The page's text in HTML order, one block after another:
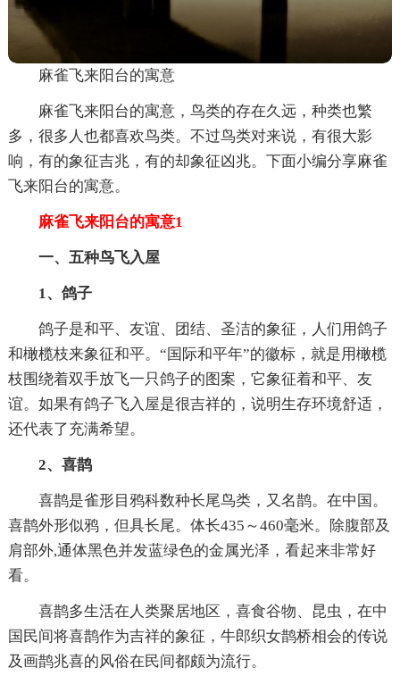
麻雀飞来阳台的寓意
麻雀飞来阳台的寓意，鸟类的存在久远，种类也繁
多，很多人也都喜欢鸟类。不过鸟类对来说，有很大影
响，有的象征吉兆，有的却象征凶兆。下面小编分享麻雀
飞来阳台的寓意。
麻雀飞来阳台的寓意1
一、五种鸟飞入屋
1、鸽子
鸽子是和平、友谊、团结、圣洁的象征，人们用鸽子
和橄榄枝来象征和平。“国际和平年”的徽标，就是用橄榄
枝围绕着双手放飞一只鸽子的图案，它象征着和平、友
谊。如果有鸽子飞入屋是很吉祥的，说明生存环境舒适，
还代表了充满希望。
2、喜鹊
喜鹊是雀形目鸦科数种长尾鸟类，又名鹊。在中国。
喜鹊外形似鸦，但具长尾。体长435～460毫米。除腹部及
肩部外,通体黑色并发蓝绿色的金属光泽，看起来非常好
看。
喜鹊多生活在人类聚居地区，喜食谷物、昆虫，在中
国民间将喜鹊作为吉祥的象征，牛郎织女鹊桥相会的传说
及画鹊兆喜的风俗在民间都颇为流行。